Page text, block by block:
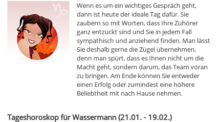
Wenn es um ein wichtiges Gespräch geht,
dann ist heute der ideale Tag dafür. Sie
zaubern so mit Worten, dass Ihre Zuhörer
ganz entzückt sind und Sie in jedem Fall
sympathisch und anziehend finden. Man lässt
Sie deshalb gerne die Zügel übernehmen,
denn man spürt, dass es Ihnen nicht um die
Macht geht, sondern darum, das Team voran
zu bringen. Am Ende können Sie entweder
einen Erfolg oder zumindest eine höhere
Beliebtheit mit nach Hause nehmen.
Tageshoroskop für Wassermann (21.01. - 19.02.)